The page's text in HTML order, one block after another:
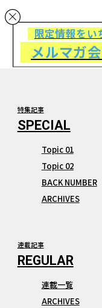
限定情報をい
メルマガ
特集記事
Topic 01
Topic 02
BACK NUMBER
ARCHIVES
連載記事
連載一覧
ARCHIVES